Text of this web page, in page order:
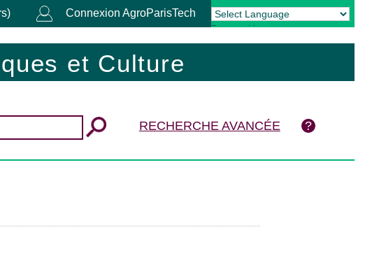
Connexion AgroParisTech
Powered by Translate
et Culture
RECHERCHE AVANCÉE